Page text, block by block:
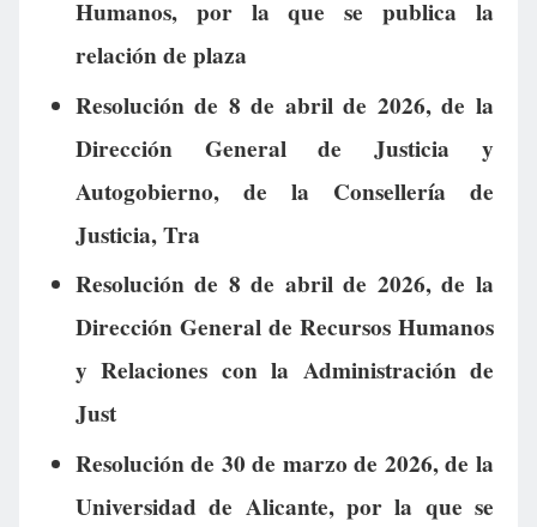
Humanos, por la que se publica la
relación de plaza
Resolución de 8 de abril de 2026, de la
Dirección General de Justicia y
Autogobierno, de la Consellería de
Justicia, Tra
Resolución de 8 de abril de 2026, de la
Dirección General de Recursos Humanos
y Relaciones con la Administración de
Just
Resolución de 30 de marzo de 2026, de la
Universidad de Alicante, por la que se